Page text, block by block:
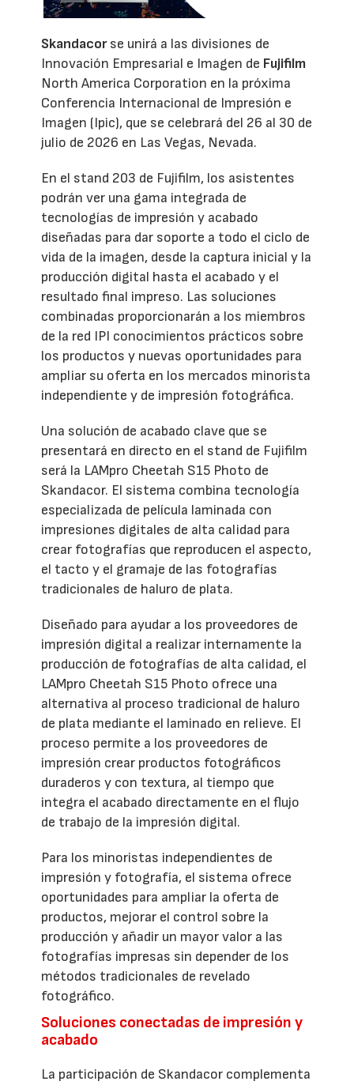
Skandacorse unirá a las divisiones de
Innovación Empresarial e Imagen de Fujifilm
North America Corporation en la próxima
Conferencia Internacional de Impresión e
Imagen (Ipic), que se celebrará del 26 al 30 de
julio de 2026 en Las Vegas, Nevada.
En el stand 203 de Fujifilm, los asistentes
podrán ver una gama integrada de
tecnologías de impresión y acabado
diseñadas para dar soporte a todo el ciclo de
vida de la imagen, desde la captura inicial y la
producción digital hasta el acabado y el
resultado final impreso. Las soluciones
combinadas proporcionarán a los miembros
de la red IPI conocimientos prácticos sobre
los productos y nuevas oportunidades para
ampliar su oferta en los mercados minorista
independiente y de impresión fotográfica.
Una solución de acabado clave que se
presentará en directo en el stand de Fujifilm
será la LAMpro Cheetah S15 Photo de
Skandacor. El sistema combina tecnología
especializada de película laminada con
impresiones digitales de alta calidad para
crear fotografías que reproducen el aspecto,
el tacto y el gramaje de las fotografías
tradicionales de haluro de plata.
Diseñado para ayudar a los proveedores de
impresión digital a realizar internamente la
producción de fotografías de alta calidad, el
LAMpro Cheetah S15 Photo ofrece una
alternativa al proceso tradicional de haluro
de plata mediante el laminado en relieve. El
proceso permite a los proveedores de
impresión crear productos fotográficos
duraderos y con textura, al tiempo que
integra el acabado directamente en el flujo
de trabajo de la impresión digital.
Para los minoristas independientes de
impresión y fotografía, el sistema ofrece
oportunidades para ampliar la oferta de
productos, mejorar el control sobre la
producción y añadir un mayor valor a las
fotografías impresas sin depender de los
métodos tradicionales de revelado
fotográfico.
Soluciones conectadas de impresión y
acabado
La participación de Skandacor complementa